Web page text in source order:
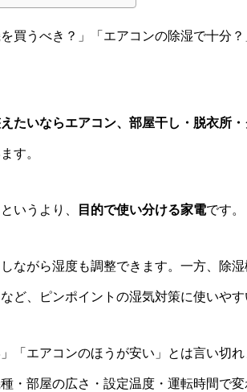
買うべき？」「エアコンの除湿で十分
たいならエアコン、部屋干し・脱衣所
す。
いうより、 目的で使い分ける家電です。
ながら湿度も調整できます。一方、除
ど、ピンポイントの湿気対策に使いやす
「エアコンのほうが安い」とは言い切
・部屋の広さ・設定温度・運転時間で変